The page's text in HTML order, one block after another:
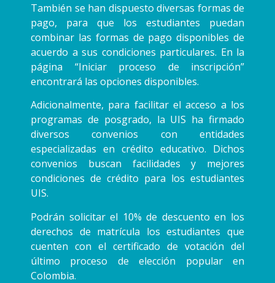
También se han dispuesto diversas formas de
pago, para que los estudiantes puedan
combinar las formas de pago disponibles de
acuerdo a sus condiciones particulares. En la
página “Iniciar proceso de inscripción”
encontrará las opciones disponibles.
Adicionalmente, para facilitar el acceso a los
programas de posgrado, la UIS ha firmado
diversos convenios con entidades
especializadas en crédito educativo. Dichos
convenios buscan facilidades y mejores
condiciones de crédito para los estudiantes
UIS.
Podrán solicitar el 10% de descuento en los
derechos de matrícula los estudiantes que
cuenten con el certificado de votación del
último proceso de elección popular en
Colombia.